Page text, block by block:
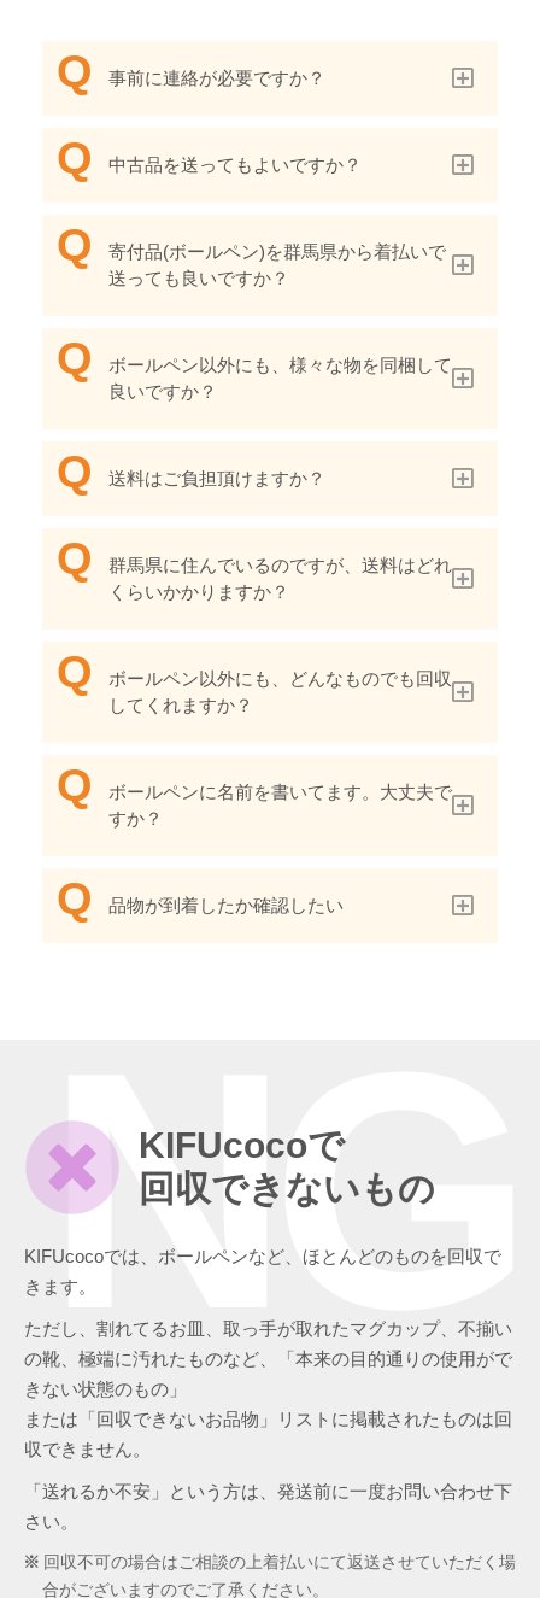
事前に連絡が必要ですか？
中古品を送ってもよいですか？
寄付品(ボールペン)を群馬県から着払いで
送っても良いですか？
ボールペン以外にも、様々な物を同梱して
良いですか？
送料はご負担頂けますか？
群馬県に住んでいるのですが、送料はどれ
くらいかかりますか？
ボールペン以外にも、どんなものでも回収
してくれますか？
ボールペンに名前を書いてます。大丈夫で
すか？
品物が到着したか確認したい
KIFUcocoで
回収できないもの
KIFUcocoでは、ボールペンなど、ほとんどのものを回収で
きます。
ただし、割れてるお皿、取っ手が取れたマグカップ、不揃い
の靴、極端に汚れたものなど、「本来の目的通りの使用がで
きない状態のもの」
または「回収できないお品物」リストに掲載されたものは回
収できません。
「送れるか不安」という方は、発送前に一度お問い合わせ下
さい。
回収不可の場合はご相談の上着払いにて返送させていただく場
合がございますのでご了承ください。
NG